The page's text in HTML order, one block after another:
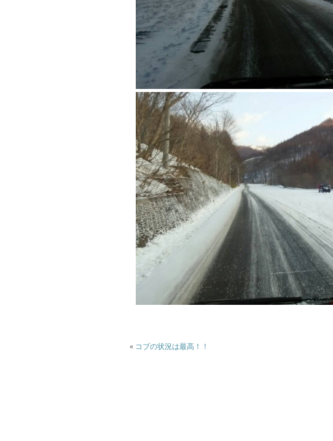
« コブの状況は最高！！